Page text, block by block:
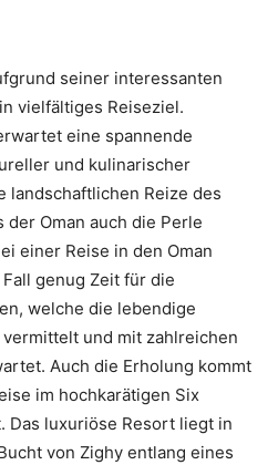
seiner interessanten
vielfältiges Reiseziel.
eine spannende
und kulinarischer
landschaftlichen Reize des
der Oman auch die Perle
einer Reise in den Oman
genug Zeit für die
welche die lebendige
und mit zahlreichen
Auch die Erholung kommt
im hochkarätigen Six
Das luxuriöse Resort liegt in
von Zighy entlang eines